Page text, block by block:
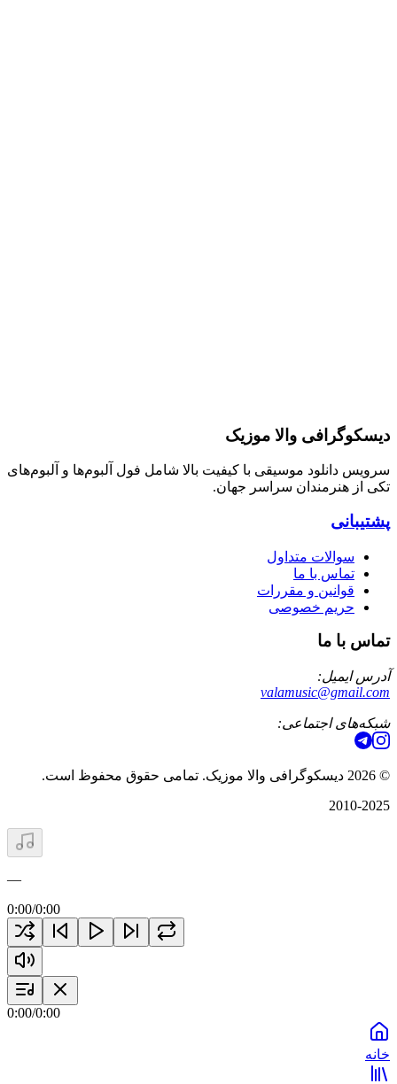
دیسکوگرافی والا موزیک
سرویس دانلود موسیقی با کیفیت بالا شامل فول آلبوم‌ها و آلبوم‌های
تکی از هنرمندان سراسر جهان.
پشتیبانی
سوالات متداول
تماس با ما
قوانین و مقررات
حریم خصوصی
تماس با ما
آدرس ایمیل:
valamusic@gmail.com
شبکه‌های اجتماعی:
©
2026 دیسکوگرافی والا موزیک. تمامی حقوق محفوظ است.
2010-2025
—
0:00/0:00
0:00/0:00
خانه